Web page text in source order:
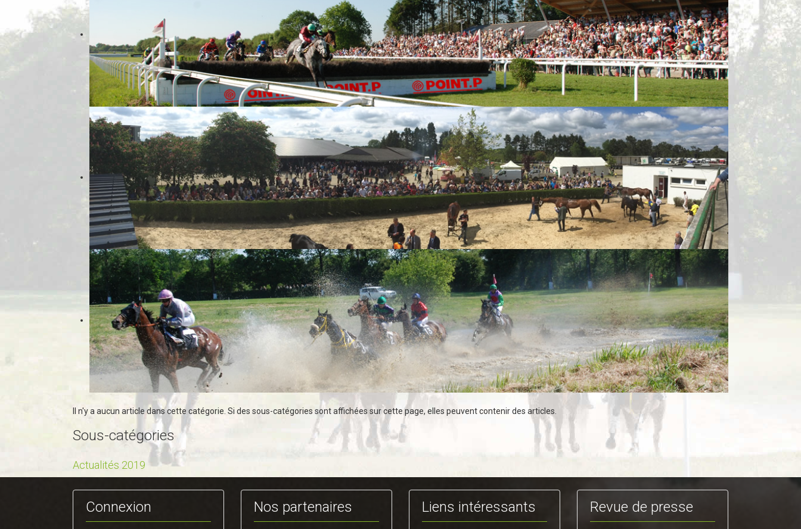
Il n'y a aucun article dans cette catégorie. Si des sous-catégories sont affichées sur cette page, elles peuvent contenir des articles.
Sous-catégories
Actualités 2019
Connexion Nos partenaires Liens intéressants Revue de presse